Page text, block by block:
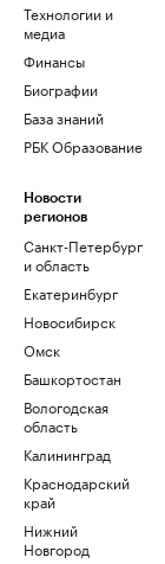
Технологии и
медиа
Финансы
Биографии
База знаний
РБК Образование
Новости
регионов
Санкт-Петербург
и область
Екатеринбург
Новосибирск
Омск
Башкортостан
Вологодская
область
Калининград
Краснодарский
край
Нижний
Новгород